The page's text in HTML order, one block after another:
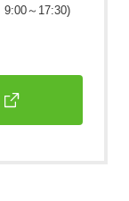
9:00～17:30)